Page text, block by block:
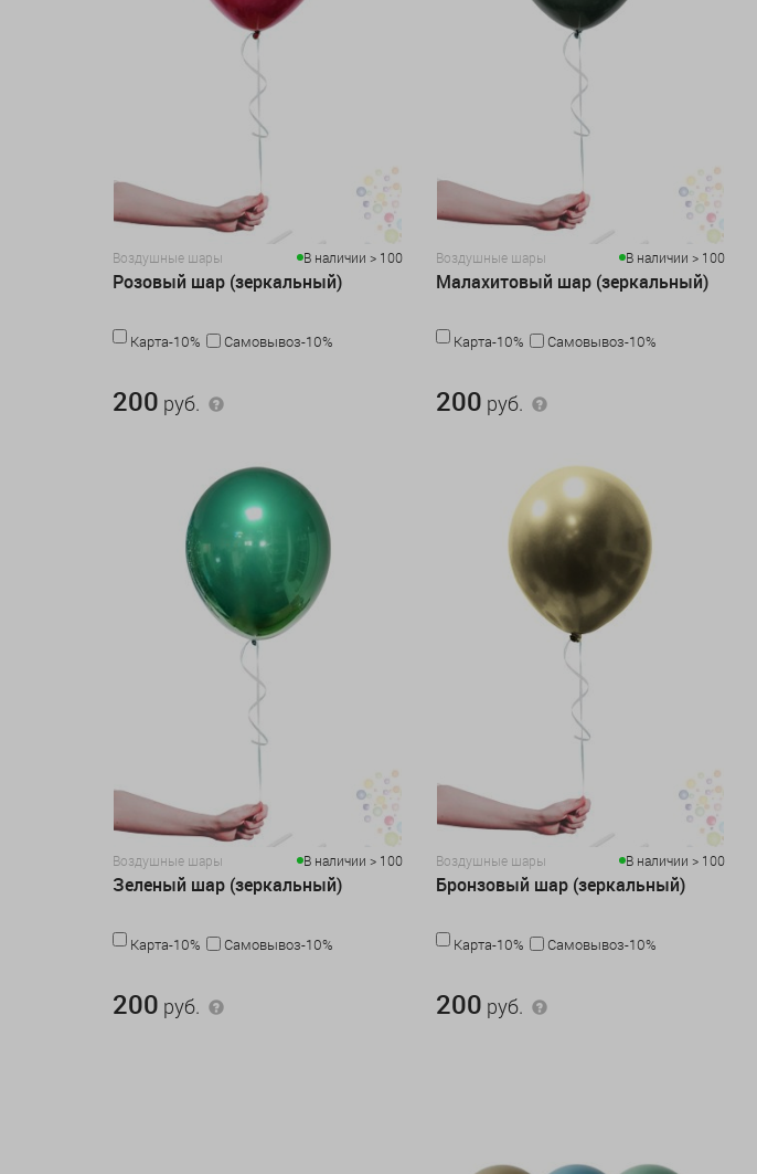
Воздушные шары В наличии > 100
Розовый шар (зеркальный)
Карта-10%
Самовывоз-10%
200 руб.
Воздушные шары В наличии > 100
Малахитовый шар (зеркальный)
Карта-10%
Самовывоз-10%
200 руб.
Воздушные шары В наличии > 100
Зеленый шар (зеркальный)
Карта-10%
Самовывоз-10%
200 руб.
Воздушные шары В наличии > 100
Бронзовый шар (зеркальный)
Карта-10%
Самовывоз-10%
200 руб.